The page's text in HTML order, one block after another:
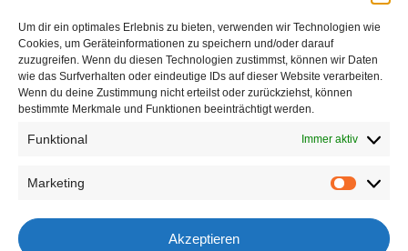
Um dir ein optimales Erlebnis zu bieten, verwenden wir Technologien wie
Cookies, um Geräteinformationen zu speichern und/oder darauf
zuzugreifen. Wenn du diesen Technologien zustimmst, können wir Daten
wie das Surfverhalten oder eindeutige IDs auf dieser Website verarbeiten.
Wenn du deine Zustimmung nicht erteilst oder zurückziehst, können
bestimmte Merkmale und Funktionen beeinträchtigt werden.
Funktional Immer aktiv
Marketing
Akzeptieren
Company #: 309419 d
Regional Court Korneuburg
e: admin(at)martina-gleissenebner-teskey.com
More